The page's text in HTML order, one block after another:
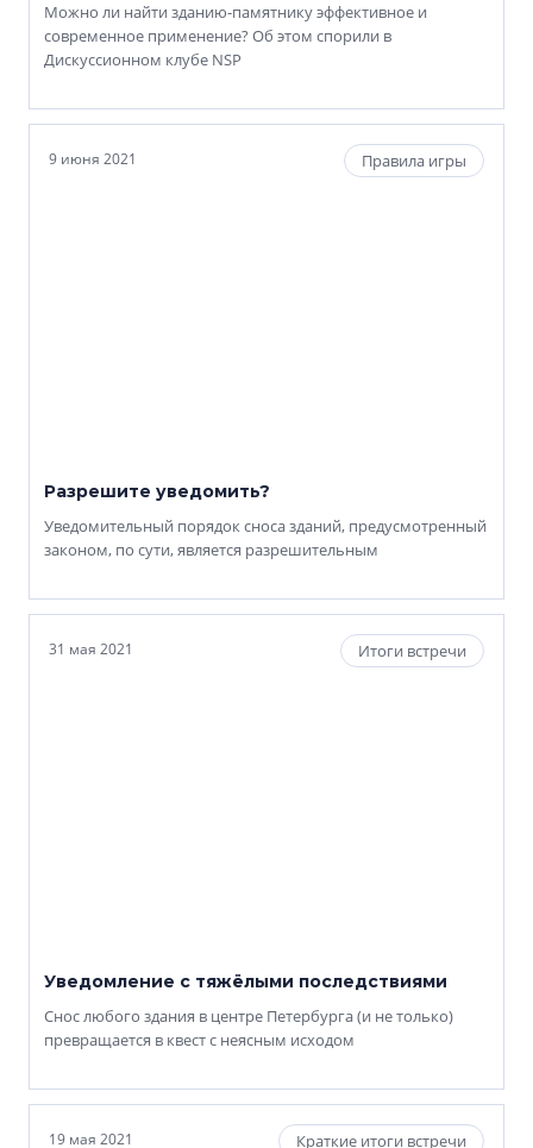
Можно ли найти зданию-памятнику эффективное и
современное применение? Об этом спорили в
Дискуссионном клубе NSP
9 июня 2021 Правила игры
Разрешите уведомить?
Уведомительный порядок сноса зданий, предусмотренный
законом, по сути, является разрешительным
31 мая 2021 Итоги встречи
Уведомление с тяжёлыми последствиями
Снос любого здания в центре Петербурга (и не только)
превращается в квест с неясным исходом
19 мая 2021 Краткие итоги встречи